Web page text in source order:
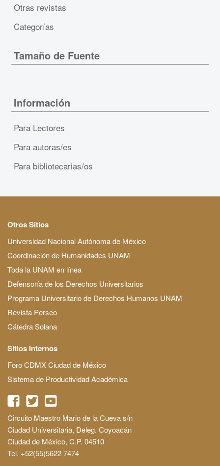
Otras revistas
Categorías
Tamaño de Fuente
Información
Para Lectores
Para autoras/es
Para bibliotecarias/os
Otros Sitios
Universidad Nacional Autónoma de México
Coordinación de Humanidades UNAM
Toda la UNAM en línea
Defensoría de los Derechos Universitarios
Programa Universitario de Derechos Humanos UNAM
Revista Perseo
Cátedra Solana
Sitios Internos
Foro CDMX Ciudad de México
Sistema de Productividad Académica
Circuito Maestro Mario de la Cueva s/n
Ciudad Universitaria, Deleg. Coyoacán
Ciudad de México, C.P. 04510
Tel. +52(55)5622 7474